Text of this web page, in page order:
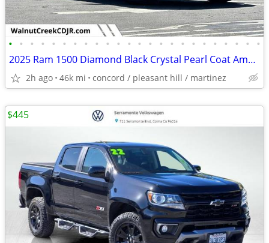
• • • • • • • • • • • • • • • • • • • • • • • •
2025 Ram 1500 Diamond Black Crystal Pearl Coat Amazing Value!!!
2h ago 46k mi concord / pleasant hill / martinez
$445